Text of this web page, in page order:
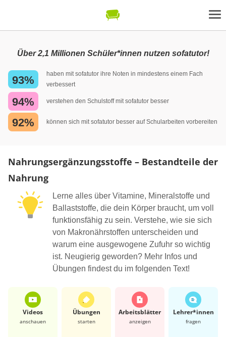
Über 2,1 Millionen Schüler*innen nutzen sofatutor!
93%
haben mit sofatutor ihre Noten in mindestens einem Fach
verbessert
94% verstehen den Schulstoff mit sofatutor besser
92% können sich mit sofatutor besser auf Schularbeiten vorbereiten
Nahrungsergänzungsstoffe – Bestandteile der
Nahrung
Lerne alles über Vitamine, Mineralstoffe und
Ballaststoffe, die dein Körper braucht, um voll
funktionsfähig zu sein. Verstehe, wie sie sich
von Makronährstoffen unterscheiden und
warum eine ausgewogene Zufuhr so wichtig
ist. Neugierig geworden? Mehr Infos und
Übungen findest du im folgenden Text!
Videos
anschauen
Übungen
starten
Arbeits­blätter
anzeigen
Lehrer*​innen
fragen